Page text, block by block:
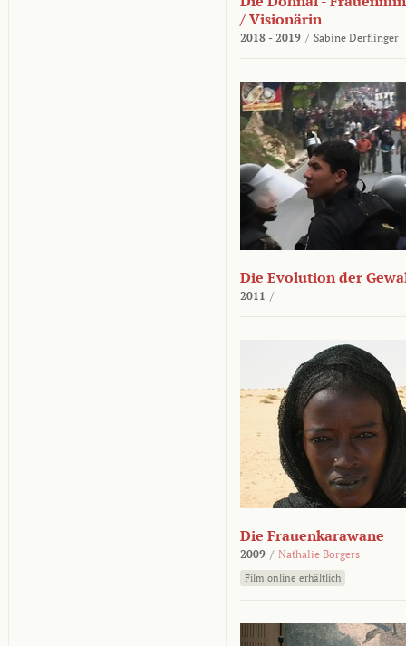
/ Visionärin
2018 - 2019 / Sabine Derflinger
Die Evolution der
2011 /
Die Frauenkarawane
2009 / Nathalie Borgers
Film online erhältlich